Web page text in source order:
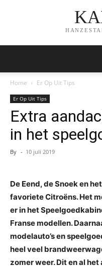
Home Er Op Uit Tips
Er Op Uit Tips
Extra
in het
By - 10 juli 2019
De Eend, de Snoek en
favoriete Citroëns. Het
er in het
Franse modellen.
modelauto’s en
heel veel
zomer weer. Dit en al